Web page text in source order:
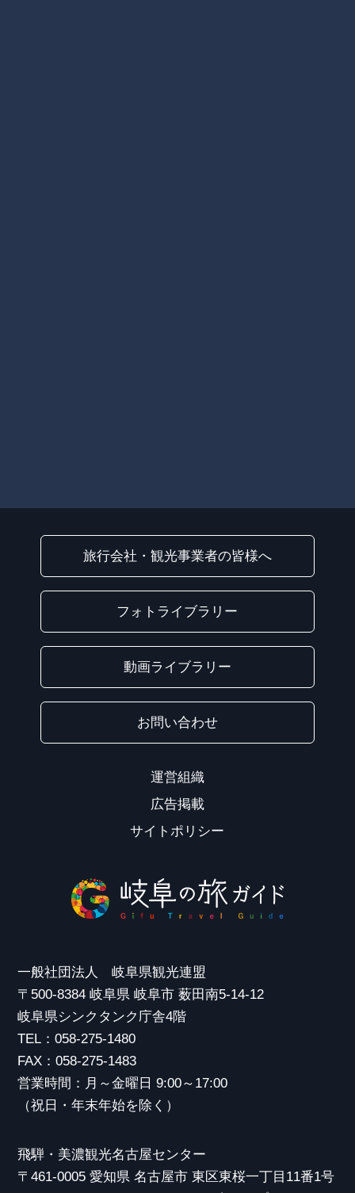
旅行会社・観光事業者の皆様へ
フォトライブラリー
動画ライブラリー
お問い合わせ
運営組織
広告掲載
サイトポリシー
一般社団法人 岐阜県観光連盟
〒500-8384 岐阜県 岐阜市 薮田南5-14-12
岐阜県シンクタンク庁舎4階
TEL：058-275-1480
FAX：058-275-1483
営業時間：月～金曜日 9:00～17:00
（祝日・年末年始を除く）
飛騨・美濃観光名古屋センター
〒461-0005 愛知県 名古屋市 東区東桜一丁目11番1号